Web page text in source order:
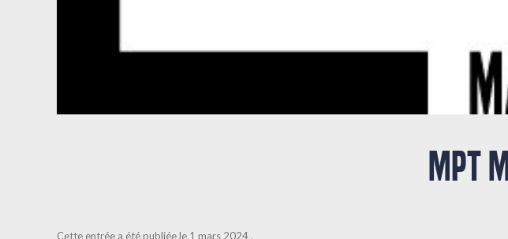
MPT
Cette entrée a été publiée le 1 mars 2024.